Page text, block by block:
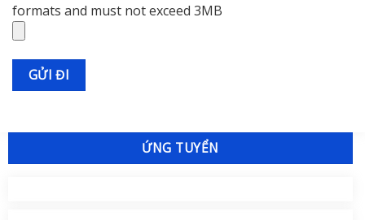
formats and must not exceed 3MB
ỨNG TUYỂN